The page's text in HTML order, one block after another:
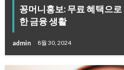
꽁머니홍보: 무료 혜택으
한 금융 생활
admin 8월 30, 2024